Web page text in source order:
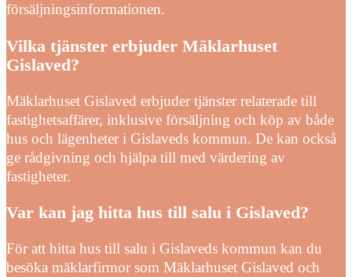
försäljningsinformationen.
Vilka tjänster erbjuder Mäklarhuset
Gislaved?
Mäklarhuset Gislaved erbjuder tjänster relaterade till
fastighetsaffärer, inklusive försäljning och köp av både
hus och lägenheter i Gislaveds kommun. De kan också
ge rådgivning och hjälpa till med värdering av
fastigheter.
Var kan jag hitta hus till salu i Gislaved?
För att hitta hus till salu i Gislaveds kommun kan du
besöka mäklarfirmor som Mäklarhuset Gislaved och